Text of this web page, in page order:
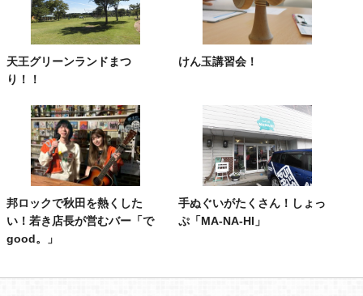
天王グリーンランドまつ
り！！
けん玉講習会！
邦ロックで秋田を熱くした
い！若き店長が営むバー「で
good。」
手ぬぐいがたくさん！しょっ
ぷ「MA‐NA‐HI」